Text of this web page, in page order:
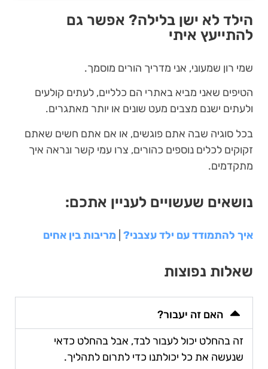
הילד לא ישן בלילה? אפשר גם
להתייעץ איתי
שמי רון שמעוני, אני מדריך הורים מוסמך.
הטיפים שאני מביא באתרי הם כלליים, לעתים קולעים
ולעתים ישנם מצבים מעט שונים או יותר מאתגרים.
בכל סוגיה שבה אתם פוגשים, או אם אתם חשים שאתם
זקוקים לכלים נוספים כהורים, צרו עמי קשר ונראה איך
מתקדמים.
נושאים שעשויים לעניין אתכם:
איך להתמודד עם ילד עצבני? מריבות בין אחים
שאלות נפוצות
האם זה יעבור?
זה בהחלט יכול לעבור לבד, אבל בהחלט כדאי
שנעשה את כל יכולתנו כדי לתרום לתהליך.